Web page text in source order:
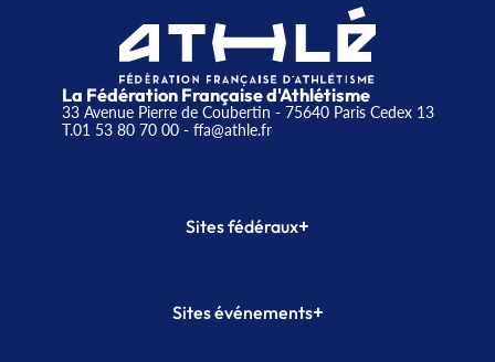
La Fédération Française d'Athlétisme
33 Avenue Pierre de Coubertin - 75640 Paris Cedex 13
T.01 53 80 70 00- ffa@athle.fr
Sites fédéraux+
Plateforme Formation
Sites événements+